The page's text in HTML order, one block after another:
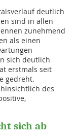
deutlich
sind in allen
zunehmend
als einen
sich deutlich
erstmals seit
gedreht.
des
sich ab